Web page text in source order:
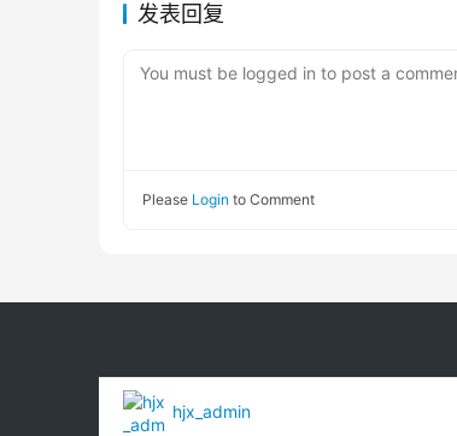
hjx_admin
发表回复
You must be logged in to post a
Please Login to Comment